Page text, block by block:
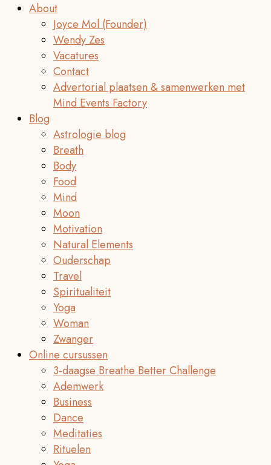
About
Joyce Mol (Founder)
Wendy Zes
Vacatures
Contact
Advertorial plaatsen & samenwerken met
Mind Events Factory
Blog
Astrologie blog
Breath
Body
Food
Mind
Moon
Motivation
Natural Elements
Ouderschap
Travel
Spiritualiteit
Yoga
Woman
Zwanger
Online cursussen
3-daagse Breathe Better Challenge
Ademwerk
Business
Dance
Meditaties
Rituelen